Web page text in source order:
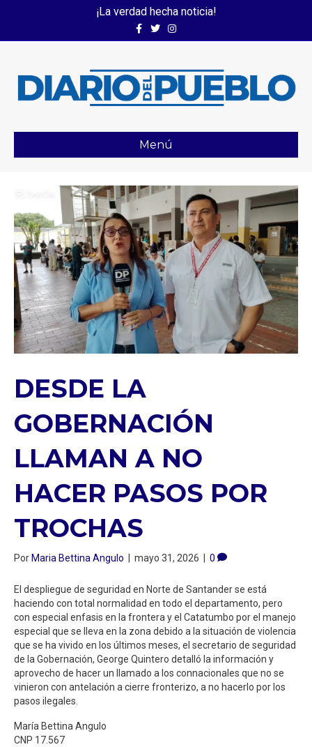
¡La verdad hecha noticia!
FacebookTwitterInstagram
Menú
DESDE LA
GOBERNACIÓN
LLAMAN A NO
HACER PASOS POR
TROCHAS
Por Maria Bettina Angulo mayo 31, 2026 0
El despliegue de seguridad en Norte de Santander se está
haciendo con total normalidad en todo el departamento, pero
con especial enfasis en la frontera y el Catatumbo por el manejo
especial que se lleva en la zona debido a la situación de violencia
que se ha vivido en los últimos meses, el secretario de seguridad
de la Gobernación, George Quintero detalló la información y
aprovecho de hacer un llamado a los connacionales que no se
vinieron con antelación a cierre fronterizo, a no hacerlo por los
pasos ilegales.
María Bettina Angulo
CNP 17.567